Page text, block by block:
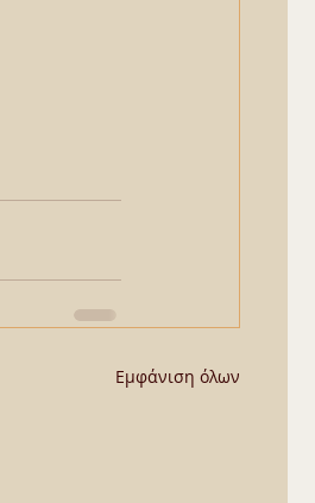
Εμφάνιση όλων